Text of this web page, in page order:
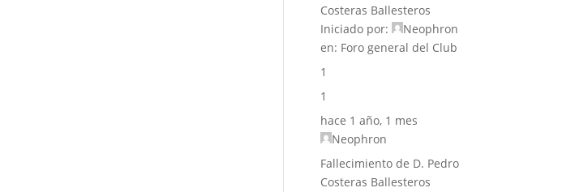
Costeras Ballesteros
Iniciado por:
Neophron
en: Foro general del Club
1
1
hace 1 año, 1 mes
Neophron
Fallecimiento de D. Pedro
Costeras Ballesteros